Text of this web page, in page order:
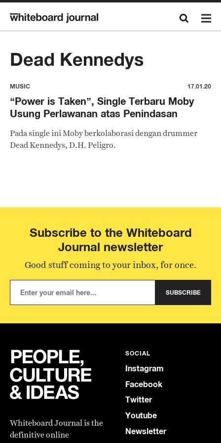
Dead Kennedys
MUSIC 17.01.20
“Power is Taken”, Single Terbaru Moby
Usung Perlawanan atas Penindasan
Pada single ini Moby berkolaborasi dengan drummer
Dead Kennedys, D.H. Peligro.
Subscribe to the Whiteboard
Journal newsletter
Good stuff coming to your inbox, for once.
SUBSCRIBE
Whiteboard Journal is the
definitive online
SOCIAL
Instagram
Facebook
Twitter
Youtube
Newsletter